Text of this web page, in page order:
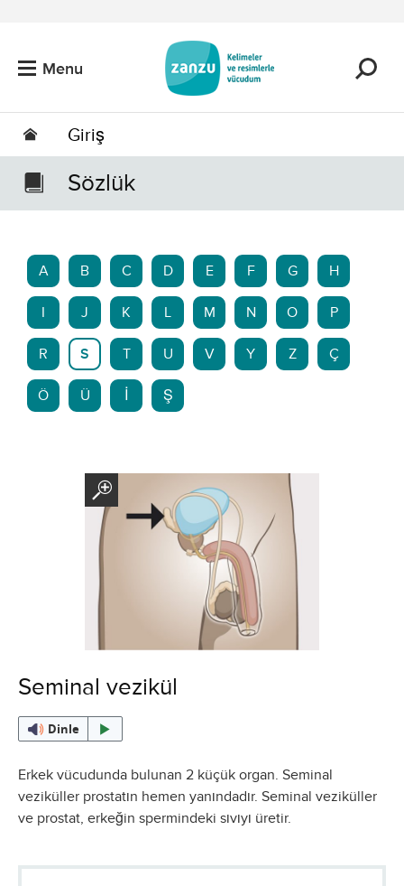
Menu
Giriş
Sözlük
A B C D E F G H
J K L M N O P
R S T U V Y Z Ç
Ö Ü Ş
Seminal vezikül
Dinle
Erkek vücudunda bulunan 2 küçük organ. Seminal
veziküller prostatın hemen yanındadır. Seminal veziküller
ve prostat, erkeğin spermindeki sıvıyı üretir.